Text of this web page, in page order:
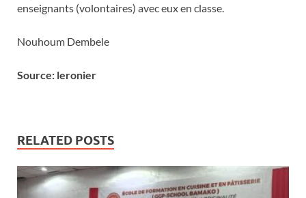
enseignants (volontaires) avec eux en classe.
Nouhoum Dembele
Source: leronier
RELATED POSTS